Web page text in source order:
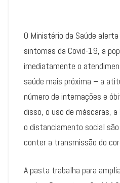
O Ministério da Saúde
sintomas da Covid-19, a
imediatamente o
saúde mais próxima – a
número de internações e
disso, o uso de máscaras,
o distanciamento social
conter a transmissão do
A pasta trabalha para